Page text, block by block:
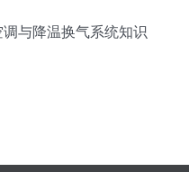
与降温换气系统知识